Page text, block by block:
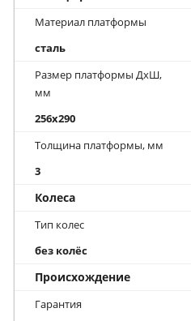
Материал платформы
сталь
Размер платформы ДхШ,
мм
256x290
Толщина платформы, мм
3
Колеса
Тип колес
без колёс
Происхождение
Гарантия